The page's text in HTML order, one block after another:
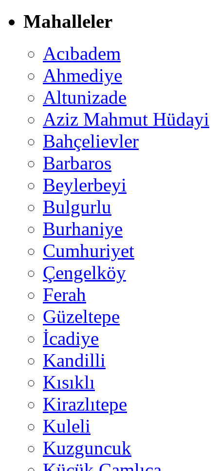
Mahalleler
Acıbadem
Ahmediye
Altunizade
Aziz Mahmut Hüdayi
Bahçelievler
Barbaros
Beylerbeyi
Bulgurlu
Burhaniye
Cumhuriyet
Çengelköy
Ferah
Güzeltepe
İcadiye
Kandilli
Kısıklı
Kirazlıtepe
Kuleli
Kuzguncuk